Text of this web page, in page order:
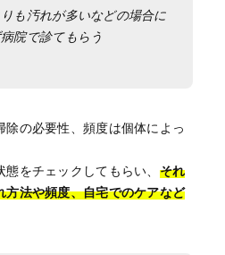
も汚れが多いなどの場合に
院で診てもらう
除の必要性、頻度は個体によっ
をチェックしてもらい、 それ
方法や頻度、自宅でのケアなど